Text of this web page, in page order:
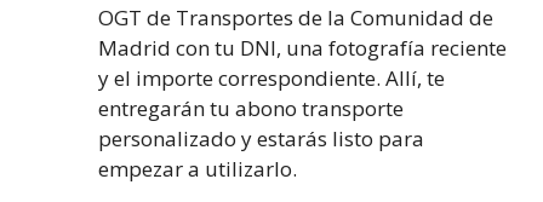
OGT de Transportes de la Comunidad de
Madrid con tu DNI, una fotografía reciente
y el importe correspondiente. Allí, te
entregarán tu abono transporte
personalizado y estarás listo para
empezar a utilizarlo.